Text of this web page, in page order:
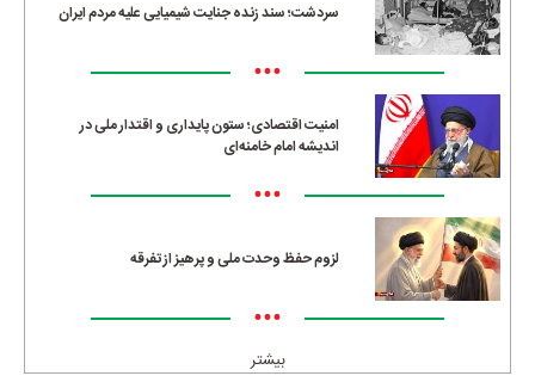
سردشت؛ سند زنده جنایت شیمیایی علیه مردم ایران
•••
امنیت اقتصادی؛ ستون پایداری و اقتدار ملی در
اندیشه امام خامنه‌ای
•••
لزوم حفظ وحدت ملی و پرهیز از تفرقه
•••
بیشتر